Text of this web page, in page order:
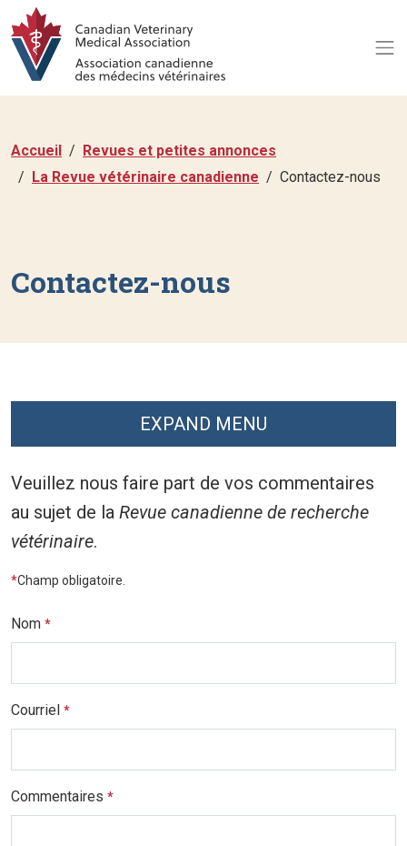
Accueil
Revues et petites annonces
La Revue vétérinaire canadienne
Contactez-nous
Contactez-nous
Veuillez nous faire part de vos commentaires
au sujet de la Revue canadienne de recherche
vétérinaire.
*Champ obligatoire.
Nom *
Courriel *
Commentaires *
EXPAND MENU